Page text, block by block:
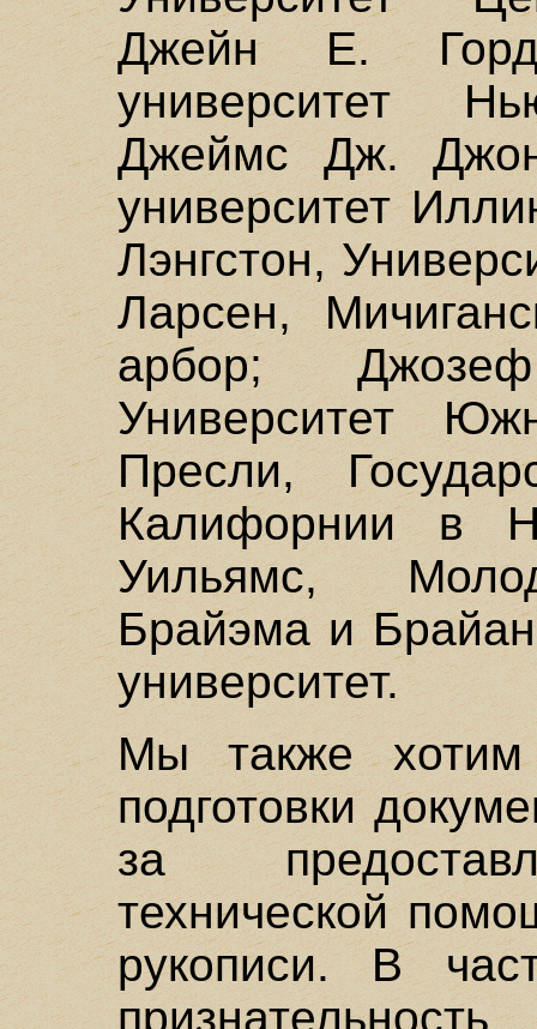
Джейн Е.
университет
Джеймс Дж.
университет
Лэнгстон,
Ларсен,
арбор;
Университет
Пресли,
Калифорнии в
Уильямс,
Брайэма и
университет.
Мы также хотим
подготовки
за
технической
рукописи. В